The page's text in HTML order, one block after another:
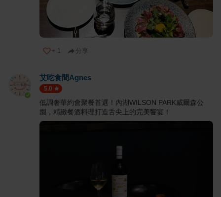
+ 1 分享
艾吃食間Agnes
5.0
低調奢華約會聚餐首選！內湖WILSON PARK威爾森公
園，精緻餐酒料理打造舌尖上的完美饗宴！